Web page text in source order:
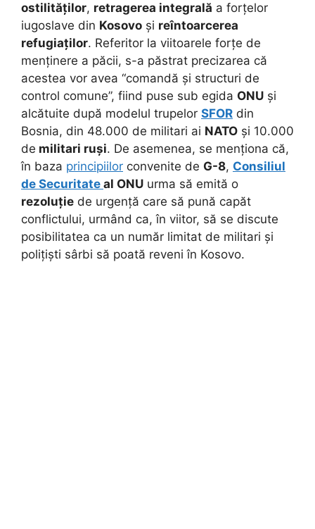
ostilităților, retragerea integrală a forțelor
iugoslave din Kosovo și reîntoarcerea
refugiaților. Referitor la viitoarele forțe de
menținere a păcii, s-a păstrat precizarea că
acestea vor avea “comandă și structuri de
control comune”, fiind puse sub egida ONU și
alcătuite după modelul trupelor SFOR din
Bosnia, din 48.000 de militari ai NATO și 10.000
de militari ruși. De asemenea, se menționa că,
în baza principiilor convenite de G-8, Consiliul
de Securitate al ONU urma să emită o
rezoluție de urgență care să pună capăt
conflictului, urmând ca, în viitor, să se discute
posibilitatea ca un număr limitat de militari și
polițiști sârbi să poată reveni în Kosovo.